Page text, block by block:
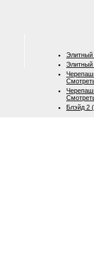
Элитный
Элитный
Блэйд 2